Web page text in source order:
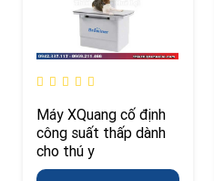
Máy XQuang cố định
công suất thấp dành
cho thú y